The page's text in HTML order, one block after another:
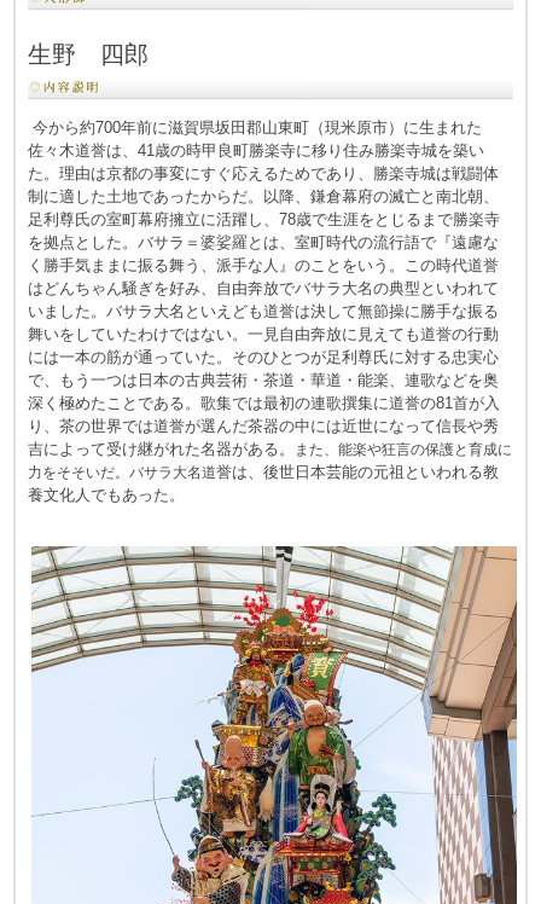
生野 四郎
今から約700年前に滋賀県坂田郡山東町（現米原市）に生まれた
佐々木道誉は、41歳の時甲良町勝楽寺に移り住み勝楽寺城を築い
た。理由は京都の事変にすぐ応えるためであり、勝楽寺城は戦闘体
制に適した土地であったからだ。以降、鎌倉幕府の滅亡と南北朝、
足利尊氏の室町幕府擁立に活躍し、78歳で生涯をとじるまで勝楽寺
を拠点とした。バサラ＝婆娑羅とは、室町時代の流行語で『遠慮な
く勝手気ままに振る舞う、派手な人』のことをいう。この時代道誉
はどんちゃん騒ぎを好み、自由奔放でバサラ大名の典型といわれて
いました。バサラ大名といえども道誉は決して無節操に勝手な振る
舞いをしていたわけではない。一見自由奔放に見えても道誉の行動
には一本の筋が通っていた。そのひとつが足利尊氏に対する忠実心
で、もう一つは日本の古典芸術・茶道・華道・能楽、連歌などを奥
深く極めたことである。歌集では最初の連歌撰集に道誉の81首が入
り、茶の世界では道誉が選んだ茶器の中には近世になって信長や秀
吉によって受け継がれた名器がある。
また、能楽や狂言の保護と育成に
力をそそいだ。バサラ大名道誉は、後世日本芸能の元祖といわれる教
養文化人でもあった。